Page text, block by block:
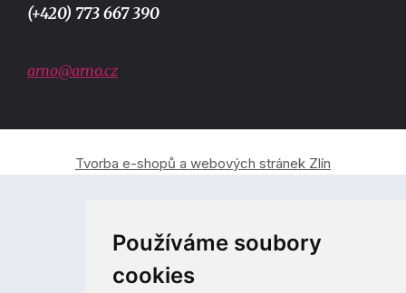
Používáme soubory
cookies
(+420) 773 667 390
arno@arno.cz
Tvorba e-shopů a webových stránek Zlín